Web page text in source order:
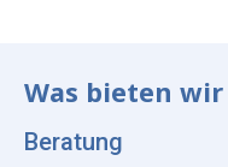
Was bieten wir
Beratung